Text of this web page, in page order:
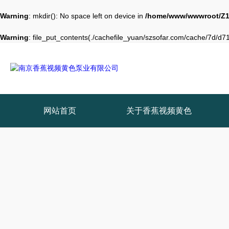
Warning: mkdir(): No space left on device in /home/www/wwwroot/
Warning: file_put_contents(./cachefile_yuan/szsofar.com/cache/7d/
网站首页 关于香蕉视频黄色